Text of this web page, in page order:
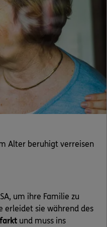
Alter beruhigt verreisen
um ihre Familie zu
erleidet sie während des
und muss ins